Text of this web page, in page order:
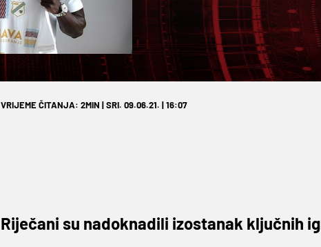
VRIJEME ČITANJA: 2MIN | SRI. 09.06.21. | 16:07
Riječani su nadoknadili izostanak ključnih